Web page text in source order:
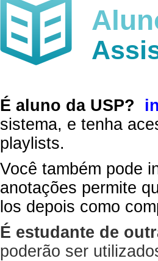
É aluno da USP?
sistema, e tenha
playlists.
Você também pode
anotações permite
los depois como
É estudante de
poderão ser